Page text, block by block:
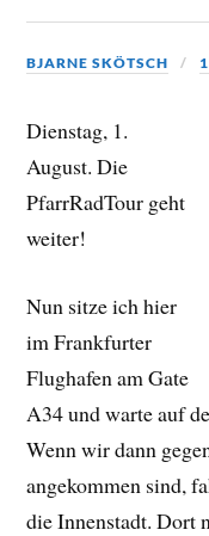
BJARNE SKÖTSCH
Dienstag, 1.
August. Die
PfarrRadTour geht
weiter!
Nun sitze ich hier
im Frankfurter
Flughafen am Gate
A34 und warte auf
Wenn wir dann
angekommen sind,
die Innenstadt. Dort